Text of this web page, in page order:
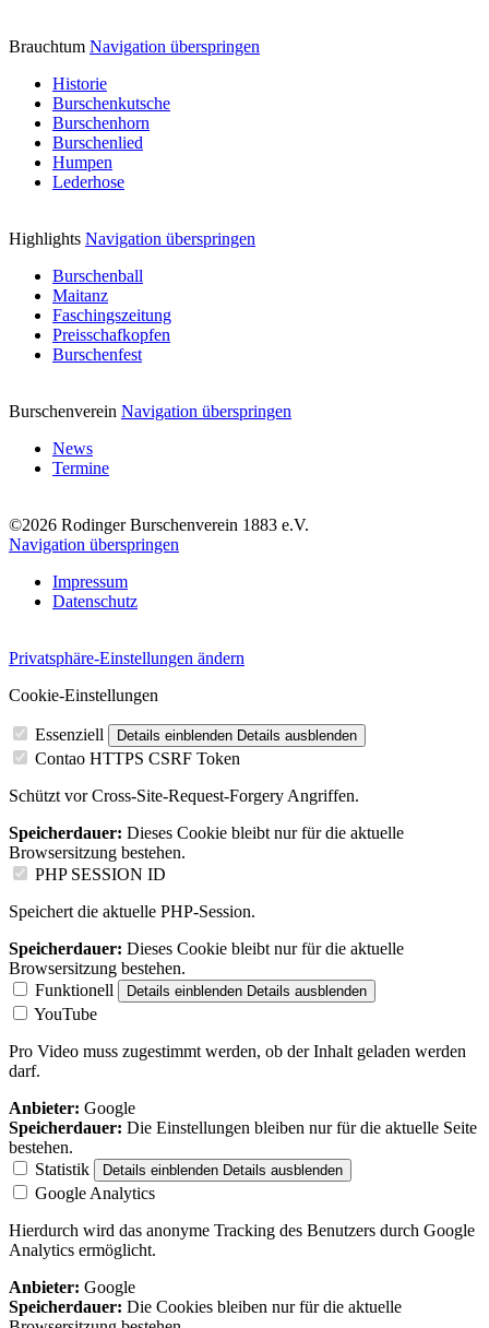
Brauchtum Navigation überspringen
Historie
Burschenkutsche
Burschenhorn
Burschenlied
Humpen
Lederhose
Highlights Navigation überspringen
Burschenball
Maitanz
Faschingszeitung
Preisschafkopfen
Burschenfest
Burschenverein Navigation überspringen
News
Termine
©2026 Rodinger Burschenverein 1883 e.V.
Navigation überspringen
Impressum
Datenschutz
Privatsphäre-Einstellungen ändern
Cookie-Einstellungen
Essenziell Details einblenden Details ausblenden
Contao HTTPS CSRF Token
Schützt vor Cross-Site-Request-Forgery Angriffen.
Speicherdauer: Dieses Cookie bleibt nur für die aktuelle
Browsersitzung bestehen.
PHP SESSION ID
Speichert die aktuelle PHP-Session.
Speicherdauer: Dieses Cookie bleibt nur für die aktuelle
Browsersitzung bestehen.
Funktionell
Details einblenden Details ausblenden
YouTube
Pro Video muss zugestimmt werden, ob der Inhalt geladen werden
darf.
Anbieter: Google
Speicherdauer: Die Einstellungen bleiben nur für die aktuelle Seite
bestehen.
Statistik
Details einblenden Details ausblenden
Google Analytics
Hierdurch wird das anonyme Tracking des Benutzers durch Google
Analytics ermöglicht.
Anbieter: Google
Speicherdauer: Die Cookies bleiben nur für die aktuelle